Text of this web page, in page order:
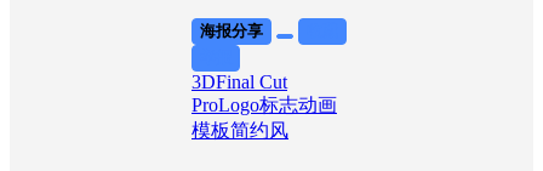
海报分享
3DFinal Cut
ProLogo标志动画
模板简约风